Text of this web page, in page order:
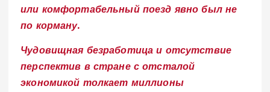
или комфортабельный поезд явно был не
по корману.
Чудовищная безработица и отсутствие
перспектив в стране с отсталой
экономикой толкает миллионы